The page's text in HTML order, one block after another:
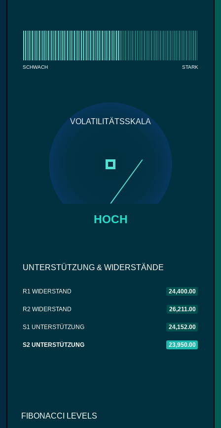
SCHWACH STARK
VOLATILITÄTSSKALA
HOCH
UNTERSTÜTZUNG & WIDERSTÄNDE
R1 WIDERSTAND 24,400.00
R2 WIDERSTAND 26,211.00
S1 UNTERSTÜTZUNG 24,152.00
S2 UNTERSTÜTZUNG 23,950.00
FIBONACCI LEVELS